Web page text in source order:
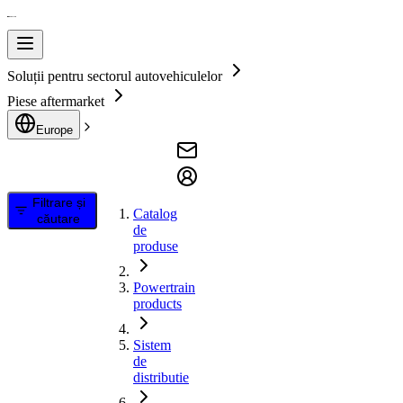
Soluții pentru sectorul autovehiculelor
Piese aftermarket
Europe
Filtrare și
căutare
Catalog
de
produse
Powertrain
products
Sistem
de
distributie